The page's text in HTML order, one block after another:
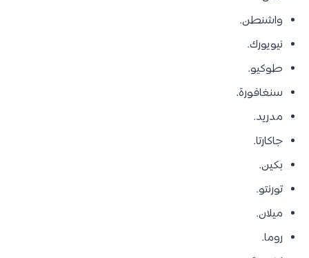
واشنطن.
نيويورك.
طوكيو.
سنغافورة.
مدريد.
جاكارتا.
بكين.
تورنتو.
ميلان.
روما.